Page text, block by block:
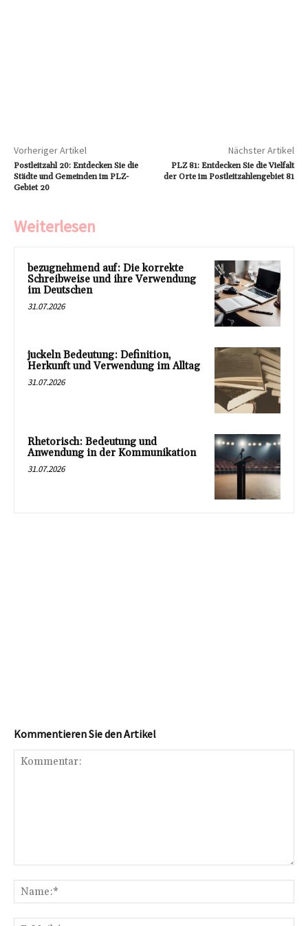
Vorheriger Artikel
Postleitzahl 20: Entdecken Sie die
Städte und Gemeinden im PLZ-
Gebiet 20
Nächster Artikel
PLZ 81: Entdecken Sie die Vielfalt
der Orte im Postleitzahlengebiet 81
Weiterlesen
bezugnehmend auf: Die korrekte
Schreibweise und ihre Verwendung
im Deutschen
31.07.2026
juckeln Bedeutung: Definition,
Herkunft und Verwendung im Alltag
31.07.2026
Rhetorisch: Bedeutung und
Anwendung in der Kommunikation
31.07.2026
Kommentieren Sie den Artikel